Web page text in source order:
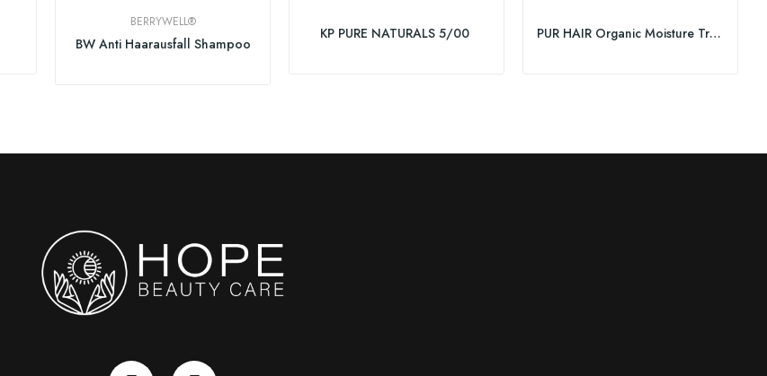
BERRYWELL®
BW Anti Haarausfall Shampoo
KP PURE NATURALS 5/00 PUR HAIR Organic Moisture Treatment